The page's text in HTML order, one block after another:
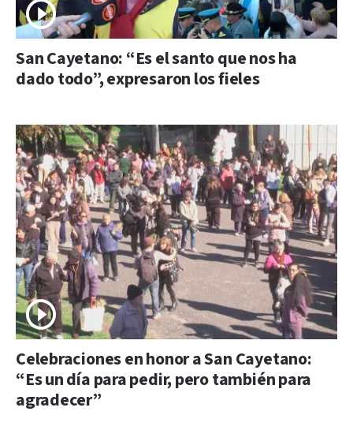
San Cayetano: “Es el santo que nos ha
dado todo”, expresaron los fieles
Celebraciones en honor a San Cayetano:
“Es un día para pedir, pero también para
agradecer”